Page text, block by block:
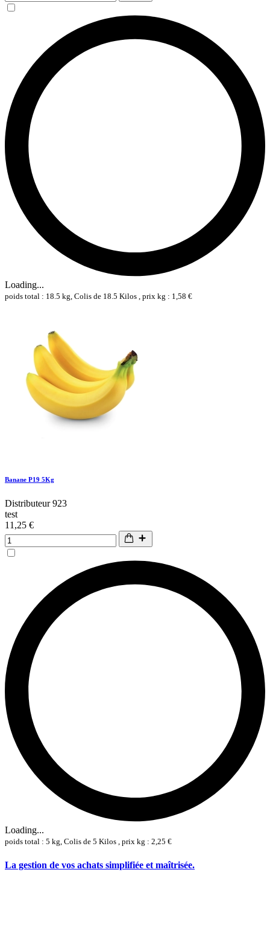
Loading...
poids total : 18.5 kg, Colis de 18.5 Kilos , prix kg : 1,58 €
Banane P19 5Kg
Distributeur 923
test
11,25 €
Loading...
poids total : 5 kg, Colis de 5 Kilos , prix kg : 2,25 €
La gestion de vos achats simplifiée et maîtrisée.